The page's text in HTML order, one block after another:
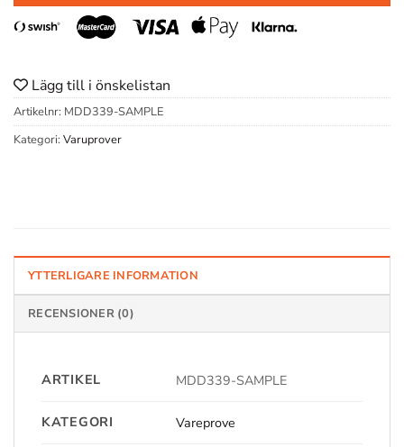
Lägg till i önskelistan
Artikelnr: MDD339-SAMPLE
Kategori: Varuprover
YTTERLIGARE INFORMATION
RECENSIONER (0)
ARTIKEL MDD339-SAMPLE
KATEGORI Vareprove